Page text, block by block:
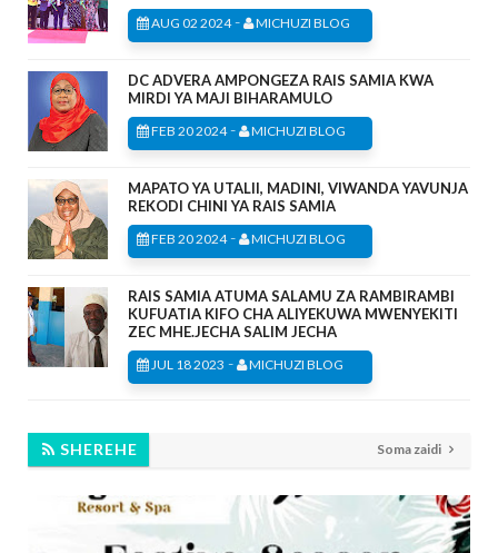
AUG 02 2024- MICHUZI BLOG
DC ADVERA AMPONGEZA RAIS SAMIA KWA
MIRDI YA MAJI BIHARAMULO
FEB 20 2024- MICHUZI BLOG
MAPATO YA UTALII, MADINI, VIWANDA YAVUNJA
REKODI CHINI YA RAIS SAMIA
FEB 20 2024- MICHUZI BLOG
RAIS SAMIA ATUMA SALAMU ZA RAMBIRAMBI
KUFUATIA KIFO CHA ALIYEKUWA MWENYEKITI
ZEC MHE.JECHA SALIM JECHA
JUL 18 2023 - MICHUZI BLOG
SHEREHE Soma zaidi